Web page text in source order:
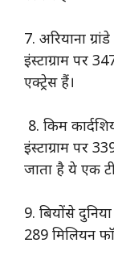
7. अरियाना
इंस्टाग्राम पर
एक्ट्रेस हैं।
8. किम
इंस्टाग्राम पर
जाता है ये एक
9. बियोंसे
289 मिलियन